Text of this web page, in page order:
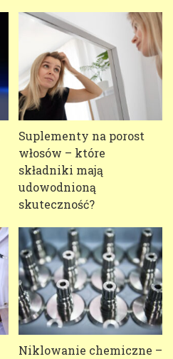
Suplementy na porost
włosów – które
składniki mają
udowodnioną
skuteczność?
Niklowanie chemiczne –